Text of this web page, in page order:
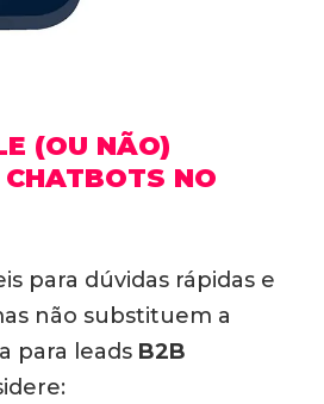
(OU NÃO)
NO
para dúvidas rápidas e
não substituem a
para leads B2B